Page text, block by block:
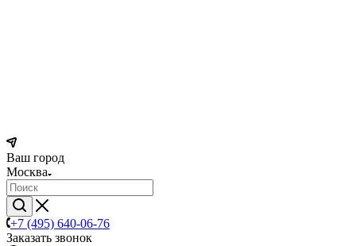
Ваш город
Москва
+7 (495) 640-06-76
Заказать звонок